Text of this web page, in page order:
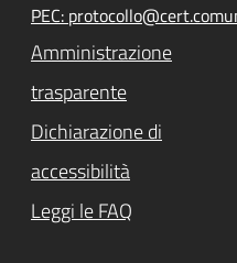
PEC:
Amministrazione
trasparente
Dichiarazione di
accessibilità
Leggi le FAQ